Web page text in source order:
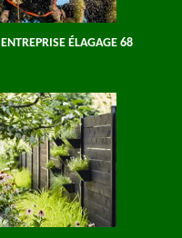
ENTREPRISE ÉLAGAGE 68